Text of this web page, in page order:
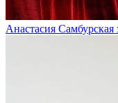
Анастасия Самбурская